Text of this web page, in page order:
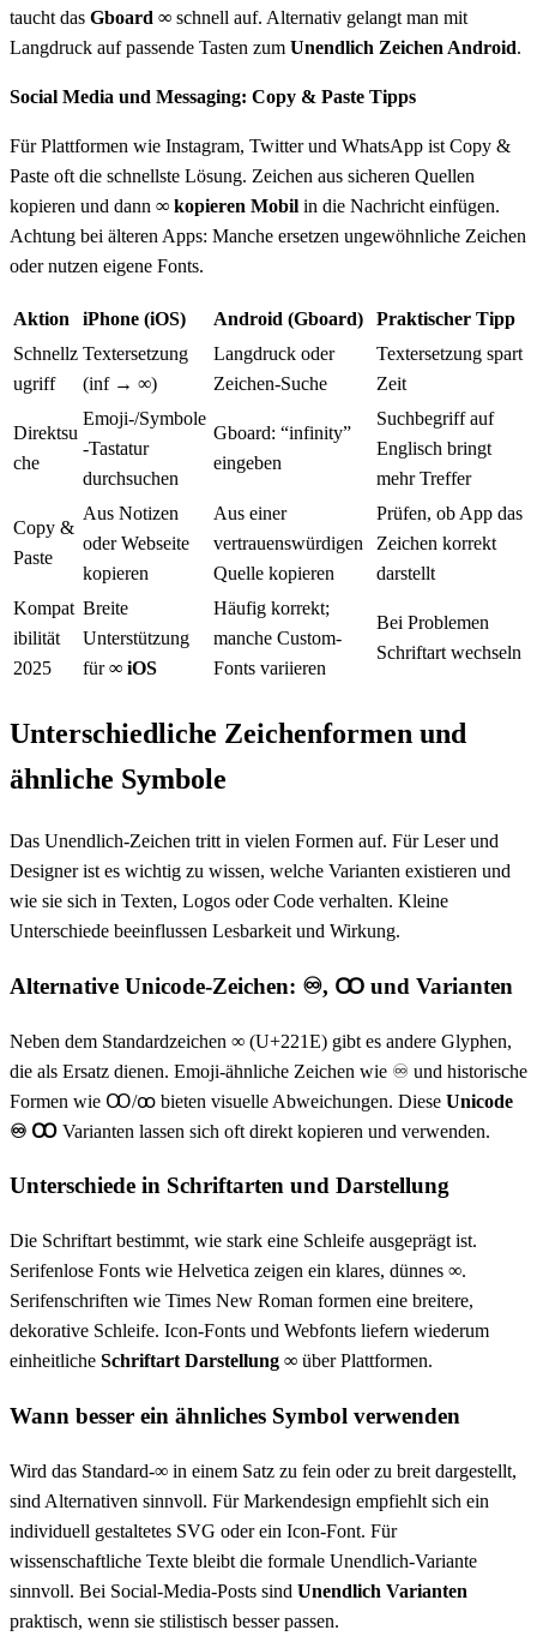
taucht das Gboard ∞ schnell auf. Alternativ gelangt man mit
Langdruck auf passende Tasten zum Unendlich Zeichen Android.
Social Media und Messaging: Copy & Paste Tipps
Für Plattformen wie Instagram, Twitter und WhatsApp ist Copy &
Paste oft die schnellste Lösung. Zeichen aus sicheren Quellen
kopieren und dann ∞ kopieren Mobil in die Nachricht einfügen.
Achtung bei älteren Apps: Manche ersetzen ungewöhnliche Zeichen
oder nutzen eigene Fonts.
Aktion iPhone (iOS) Android (Gboard)
Praktischer Tipp
Schnellz
ugriff
Textersetzung
(inf → ∞)
Langdruck oder
Zeichen-Suche
Textersetzung spart
Zeit
Direktsu
che
Emoji-/Symbole
-Tastatur
durchsuchen
Gboard: “infinity”
eingeben
Suchbegriff auf
Englisch bringt
mehr Treffer
Copy &
Paste
Aus Notizen
oder Webseite
kopieren
Aus einer
vertrauenswürdigen
Quelle kopieren
Prüfen, ob App das
Zeichen korrekt
darstellt
Kompat
ibilität
2025
Breite
Unterstützung
für∞ iOS
Häufig korrekt;
manche Custom-
Fonts variieren
Bei Problemen
Schriftart wechseln
Unterschiedliche Zeichenformen und
ähnliche Symbole
Das Unendlich-Zeichen tritt in vielen Formen auf. Für Leser und
Designer ist es wichtig zu wissen, welche Varianten existieren und
wie sie sich in Texten, Logos oder Code verhalten. Kleine
Unterschiede beeinflussen Lesbarkeit und Wirkung.
Alternative Unicode-Zeichen: ♾, Ꝏ und Varianten
Neben dem Standardzeichen ∞ (U+221E) gibt es andere Glyphen,
die als Ersatz dienen. Emoji-ähnliche Zeichen wie ♾ und historische
Formen wie Ꝏ/ꝏ bieten visuelle Abweichungen. Diese Unicode
♾ Ꝏ Varianten lassen sich oft direkt kopieren und verwenden.
Unterschiede in Schriftarten und Darstellung
Die Schriftart bestimmt, wie stark eine Schleife ausgeprägt ist.
Serifenlose Fonts wie Helvetica zeigen ein klares, dünnes ∞.
Serifenschriften wie Times New Roman formen eine breitere,
dekorative Schleife. Icon-Fonts und Webfonts liefern wiederum
einheitliche Schriftart Darstellung ∞ über Plattformen.
Wann besser ein ähnliches Symbol verwenden
Wird das Standard-∞ in einem Satz zu fein oder zu breit dargestellt,
sind Alternativen sinnvoll. Für Markendesign empfiehlt sich ein
individuell gestaltetes SVG oder ein Icon-Font. Für
wissenschaftliche Texte bleibt die formale Unendlich-Variante
sinnvoll. Bei Social-Media-Posts sind Unendlich Varianten
praktisch, wenn sie stilistisch besser passen.